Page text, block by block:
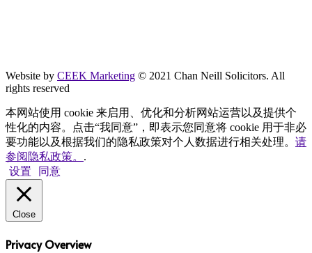
Website by CEEK Marketing © 2021 Chan Neill Solicitors. All
rights reserved
本网站使用 cookie 来启用、优化和分析网站运营以及提供个
性化的内容。点击“我同意”，即表示您同意将 cookie 用于非必
要功能以及根据我们的隐私政策对个人数据进行相关处理。 请
参阅隐私政策。 .
设置
同意
Close
Privacy Overview